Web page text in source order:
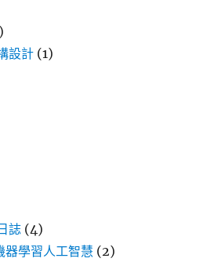
設計 (1)
誌 (4)
器學習人工智慧 (2)